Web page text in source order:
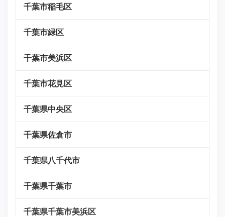
千葉市稲毛区
千葉市緑区
千葉市美浜区
千葉市花見区
千葉県中央区
千葉県佐倉市
千葉県八千代市
千葉県千葉市
千葉県千葉市美浜区